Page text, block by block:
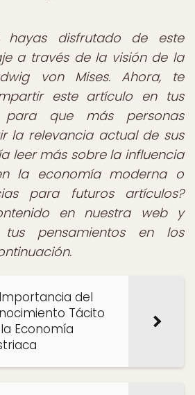
hayas disfrutado de este
a través de la visión de la
von Mises. Ahora, te
este artículo en tus
para que más personas
la relevancia actual de sus
leer más sobre la influencia
la economía moderna o
para futuros artículos?
en nuestra web y
pensamientos en los
del
Tácito
Economía